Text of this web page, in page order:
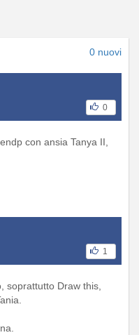
0 nuovi
0
con ansia Tanya II,
1
soprattutto Draw this,